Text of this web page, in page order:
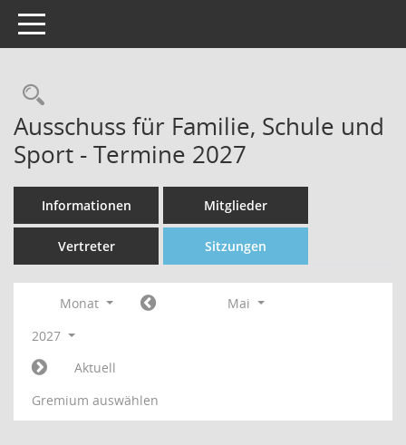
Toggle navigation
Rechercheauswahl
Ausschuss für Familie, Schule und
Sport - Termine 2027
Informationen Mitglieder
Vertreter Sitzungen
Monat
Mai
2027
Aktuell
Gremium auswählen